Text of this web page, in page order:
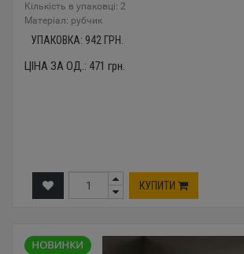
Кількість в упаковці: 2
Mатеріал: рубчик
УПАКОВКА: 942 ГРН.
ЦІНА ЗА ОД.: 471 грн.
КУПИТИ